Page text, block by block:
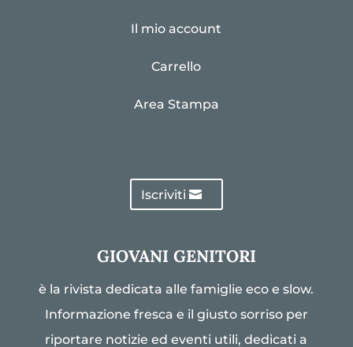
Il mio account
Carrello
Area Stampa
Iscriviti
GIOVANI GENITORI
è la rivista dedicata alle famiglie eco e slow.
Informazione fresca e il giusto sorriso per
riportare notizie ed eventi utili, dedicati a